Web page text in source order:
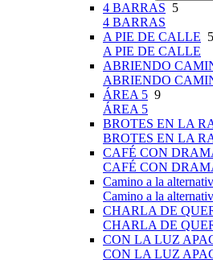
4 BARRAS 5
4 BARRAS
A PIE DE CALLE 5
A PIE DE CALLE
ABRIENDO
ABRIENDO
ÁREA 5 9
ÁREA 5
BROTES EN LA
BROTES EN LA
CAFÉ CON
CAFÉ CON
Camino a la
Camino a la
CHARLA DE
CHARLA DE
CON LA LUZ
CON LA LUZ